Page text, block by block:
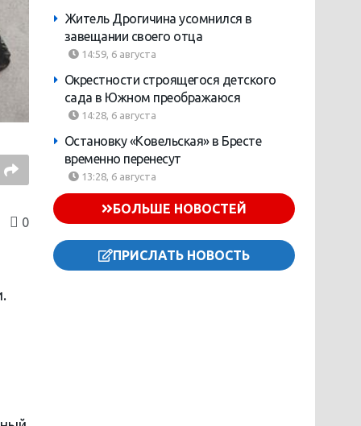
0
Житель Дрогичина усомнился в
завещании своего отца
14:59, 6 августа
Окрестности строящегося детского
сада в Южном преображаюся
14:28, 6 августа
Остановку «Ковельская» в Бресте
временно перенесут
13:28, 6 августа
БОЛЬШЕ НОВОСТЕЙ
ПРИСЛАТЬ НОВОСТЬ